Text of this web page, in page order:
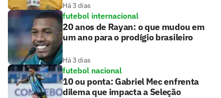
Há 3 dias
futebol internacional
20 anos de Rayan: o que mudou em
um ano para o prodígio brasileiro
Há 3 dias
futebol nacional
10 ou ponta: Gabriel Mec enfrenta
dilema que impacta a Seleção